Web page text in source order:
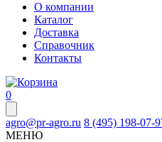
О компании
Каталог
Доставка
Справочник
Контакты
0
agro@pr-agro.ru 8 (495) 198-07-
МЕНЮ